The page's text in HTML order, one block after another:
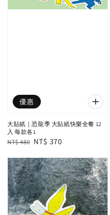
優惠
大貼紙｜恐龍季 大貼紙快樂全餐 12
入 每款各1
Regular
NT$ 480 Sale
NT$ 370